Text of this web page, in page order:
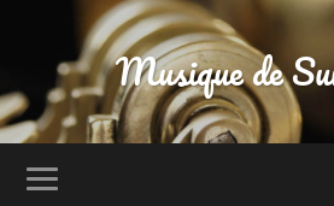
Musique de